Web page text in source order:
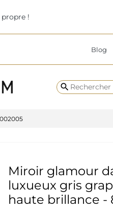
!
Blog
search
Miroir glamour
luxueux gris
haute brillance -